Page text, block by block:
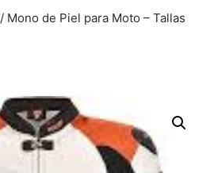
/ Mono de Piel para Moto – Tallas